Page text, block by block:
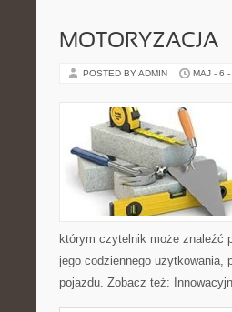
MOTORYZACJA
POSTED BY ADMIN MAJ - 6
którym czytelnik może znaleźć
jego codziennego użytkowania,
pojazdu. Zobacz też: